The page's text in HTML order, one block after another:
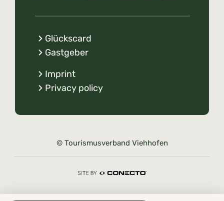
Glückscard
Gastgeber
Imprint
Privacy policy
© Tourismusverband Viehhofen